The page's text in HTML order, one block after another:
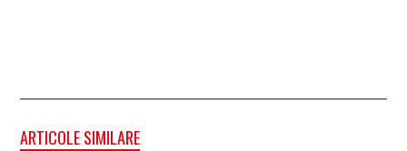
ARTICOLE SIMILARE